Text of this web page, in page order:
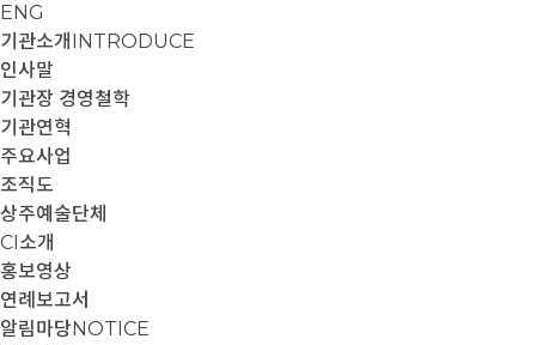
ENG
기관소개 INTRODUCE
인사말
기관장 경영철학
기관연혁
주요사업
조직도
상주예술단체
CI소개
홍보영상
연례보고서
알림마당NOTICE